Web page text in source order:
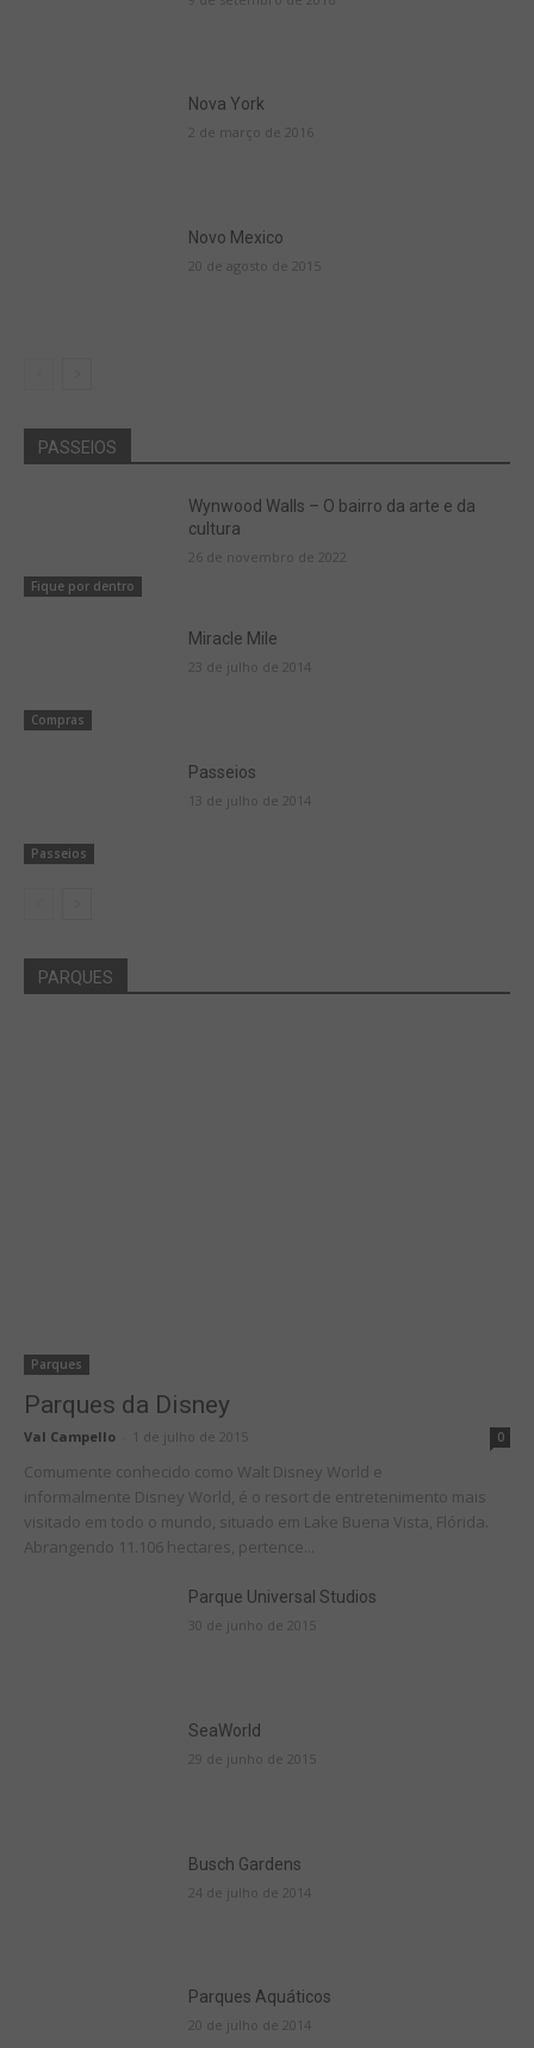
Nova York
2 de março de 2016
Novo Mexico
20 de agosto de 2015
PASSEIOS
Fique por dentro
Wynwood Walls – O bairro da arte e da
cultura
26 de novembro de 2022
Compras
Miracle Mile
23 de julho de 2014
Passeios
Passeios
13 de julho de 2014
PARQUES
Parques
Parques da Disney
Val Campello 1 de julho de 2015 0
Comumente conhecido como Walt Disney World e
informalmente Disney World, é o resort de entretenimento mais
visitado em todo o mundo, situado em Lake Buena Vista, Flórida.
Abrangendo 11.106 hectares, pertence...
Parque Universal Studios
30 de junho de 2015
SeaWorld
29 de junho de 2015
Busch Gardens
24 de julho de 2014
Parques Aquáticos
20 de julho de 2014